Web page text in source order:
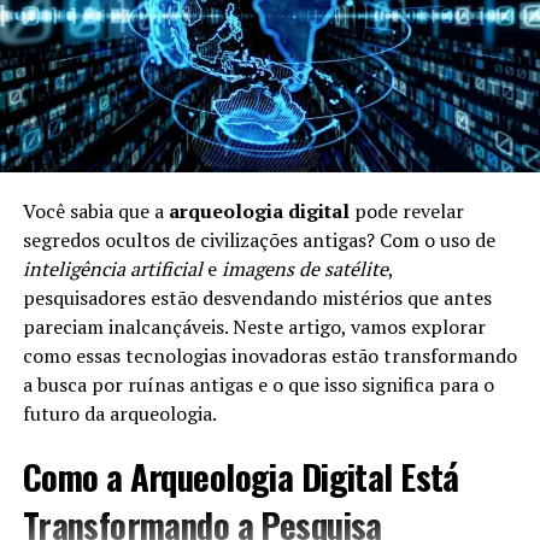
Alimentação e Longevidade
Aalimentaçãoé um dos pilares da longevidade. Uma
dieta equilibrada e rica em nutrientes pode aumentar a
expectativa de vida. Aqui estão alguns pontos
Frutas e Verduras:Ricas em vitaminas e
antioxidantes, ajudam a combater doenças.
Riqueza em Omega-3:Alimentos como peixe e
nozes são benéficos para o coração.
Moderação:Comer porções controladas é crucial
para evitar doenças ligadas à obesidade.
A Importância da Atividade Física
Manter-se fisicamente ativo é essencial para a
Você sabia que a arqueologia digitalpode revelar
segredos ocultos de civilizações antigas? Com o uso de
inteligência artificialeimagens de satélite,
pesquisadores estão desvendando mistérios que antes
pareciam inalcançáveis. Neste artigo, vamos explorar
como essas tecnologias inovadoras estão transformando
a busca por ruínas antigas e o que isso significa para o
futuro da arqueologia.
Como a Arqueologia Digital Está
Transformando a Pesquisa